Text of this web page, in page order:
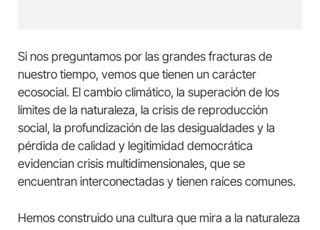
Si nos preguntamos por las grandes fracturas de
nuestro tiempo, vemos que tienen un carácter
ecosocial. El cambio climático, la superación de los
límites de la naturaleza, la crisis de reproducción
social, la profundización de las desigualdades y la
pérdida de calidad y legitimidad democrática
evidencian crisis multidimensionales, que se
encuentran interconectadas y tienen raíces comunes.
Hemos construido una cultura que mira a la naturaleza